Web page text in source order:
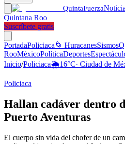
QuintaFuerza
Quintana Roo
Suscríbete gratis
PortadaPoliciaca 🌀 HuracanesSismos
RooMéxicoPolíticaDeportes
Inicio/Policiaca🌦️16°C· Ciudad de
Policiaca
Hallan cadáver dentro
Puerto Aventuras
El cuerpo sin vida del chofer de un